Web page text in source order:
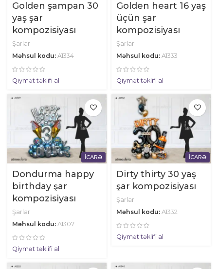
Golden şampan 30
yaş şar
kompozisiyası
Şarlar
Məhsul kodu: A1334
Qiymət təklifi al
Golden heart 16 yaş
üçün şar
kompozisiyası
Şarlar
Məhsul kodu: A1333
Qiymət təklifi al
İCARƏ
Dondurma happy
birthday şar
kompozisiyası
Şarlar
Məhsul kodu: A1307
Qiymət təklifi al
İCARƏ
Dirty thirty 30 yaş
şar kompozisiyası
Şarlar
Məhsul kodu: A1332
Qiymət təklifi al